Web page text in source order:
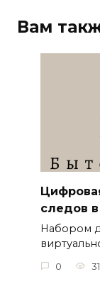
Вам
следов в
Набором
0